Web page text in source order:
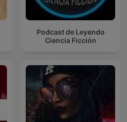
Podcast de Leyendo
Ciencia Ficción